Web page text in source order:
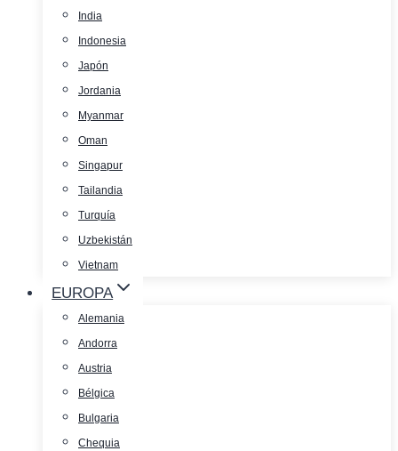
India
Indonesia
Japón
Jordania
Myanmar
Oman
Singapur
Tailandia
Turquía
Uzbekistán
Vietnam
EUROPA
Alemania
Andorra
Austria
Bélgica
Bulgaria
Chequia